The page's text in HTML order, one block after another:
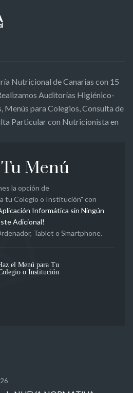
Nutricional de Canarias con 15
Auditorías Higiénico-
Menús para Colegios, Consulta de
Particular con Nutricionista en
Menú
la opción de
tu Colegio o Institución" con
Informática sin Ningún
Adicional!
Tablet o Smartphone.
el Menú para Tu
o Institución